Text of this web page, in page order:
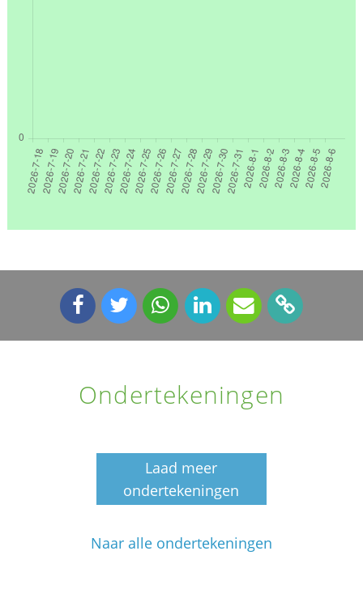
Ondertekeningen
Laad meer
ondertekeningen
Naar alle ondertekeningen